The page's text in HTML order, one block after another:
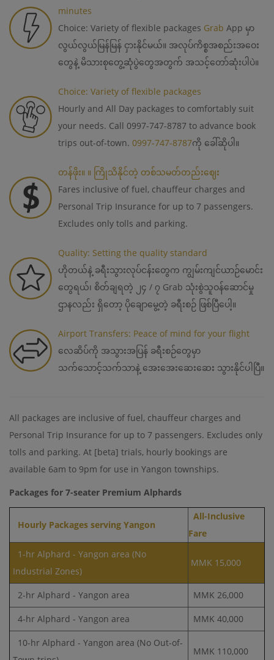
minutes
Choice: Variety of flexible packages Grab App မှာ
လွယ်လွယ်မြန်မြန် ငှားနိုင်မယ်။ အလုပ်ကိစ္စအစည်းအဝေး
တွေနဲ့ မိသားစုတွေ့ဆုံပွဲတွေအတွက် အသင့်တော်ဆုံးပါပဲ။
Choice: Variety of flexible packages
Hourly and All Day packages to comfortably suit
your needs. Call 0997-747-8787 to advance book
trips out-of-town. 0997-747-8787ကို ခေါ်ဆိုပါ။
တန်ဖိုး။ ။ ကြိုသိနိုင်တဲ့ တစ်သမတ်တည်းဈေး
Fares inclusive of fuel, chauffeur charges and
Personal Trip Insurance for up to 7 passengers.
Excludes only tolls and parking.
Quality: Setting the quality standard
ဟိုတယ်နဲ့ ခရီးသွားလုပ်ငန်းတွေက ကျွမ်းကျင်ယာဉ်မောင်း
တွေရယ်၊ စိတ်ချရတဲ့ ၂၄ / ၇ Grab သုံးစွဲသူဝန်ဆောင်မှု
ဌာနလည်း ရှိတော့ ပိုချောမွေ့တဲ့ ခရီးစဉ် ဖြစ်ပြီပေါ့။
Airport Transfers: Peace of mind for your flight
လေဆိပ်ကို အသွားအပြန် ခရီးစဉ်တွေမှာ
သက်သောင့်သက်သာနဲ့ အေးအေးဆေးဆေး သွားနိုင်ပါပြီ။
All packages are inclusive of fuel, chauffeur charges and
Personal Trip Insurance for up to 7 passengers. Excludes only
tolls and parking. At [beta] trials, hourly bookings are
available 6am to 9pm for use in Yangon townships.
Packages for 7-seater Premium Alphards
Hourly Packages serving Yangon
All-Inclusive
Fare
1-hr Alphard - Yangon area (No
Industrial Zones)
MMK 15,000
2-hr Alphard - Yangon area MMK 26,000
4-hr Alphard - Yangon area MMK 40,000
10-hr Alphard - Yangon area (No Out-of-
MMK 110,000